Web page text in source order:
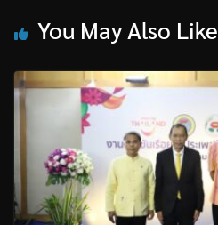
You May Also Like